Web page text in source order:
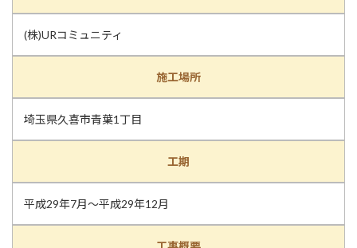
(株)URコミュニティ
施工場所
埼玉県久喜市青葉1丁目
工期
平成29年7月～平成29年12月